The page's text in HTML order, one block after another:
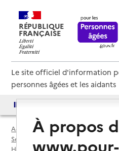
RÉPUBLIQUE
FRANÇAISE
Le site officiel d'information
personnes âgées et les aidants
Accueil
Espace annuaire
Services autonomie à domicile
Haute-Garonne (31)
Service
À propos